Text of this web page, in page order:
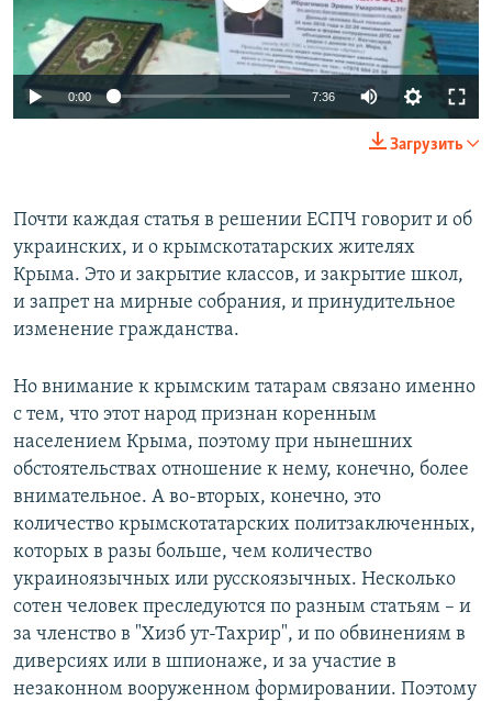
0:00 7:36
Загрузить
Почти каждая статья в решении ЕСПЧ говорит и об
украинских, и о крымскотатарских жителях
Крыма. Это и закрытие классов, и закрытие школ,
и запрет на мирные собрания, и принудительное
изменение гражданства.
Но внимание к крымским татарам связано именно
с тем, что этот народ признан коренным
населением Крыма, поэтому при нынешних
обстоятельствах отношение к нему, конечно, более
внимательное. А во-вторых, конечно, это
количество крымскотатарских политзаключенных,
которых в разы больше, чем количество
украиноязычных или русскоязычных. Несколько
сотен человек преследуются по разным статьям – и
за членство в "Хизб ут-Тахрир", и по обвинениям в
диверсиях или в шпионаже, и за участие в
незаконном вооруженном формировании. Поэтому